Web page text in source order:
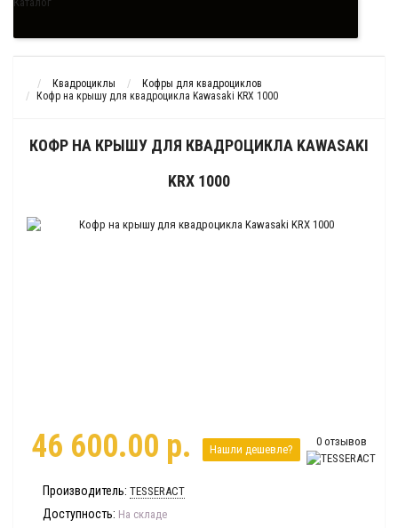
Квадроциклы
Кофры для квадроциклов
Кофр на крышу для квадроцикла Kawasaki KRX 1000
КОФР НА КРЫШУ ДЛЯ КВАДРОЦИКЛА KAWASAKI
KRX 1000
0 отзывов
46 600.00 р. Нашли дешевле?
Производитель: TESSERACT
Доступность: На складе